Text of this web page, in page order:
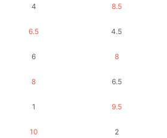
4
6.5
6
8
1
10
8.5
4.5
8
6.5
9.5
2